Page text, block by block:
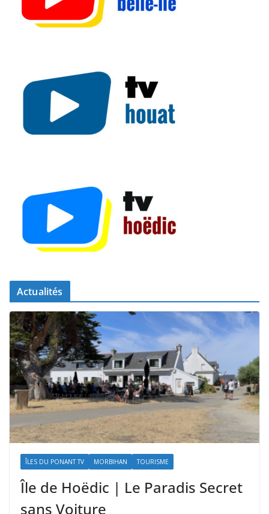
Actualités
ÎLES DU PONANT TV MORBIHAN TOURISME
Île de Hoëdic | Le Paradis Secret
sans Voiture